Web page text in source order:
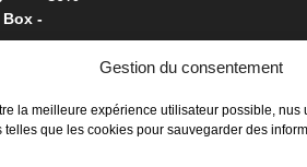
Gestion du consentement
la meilleure expérience utilisateur possible, nus
telles que les cookies pour sauvegarder des
-
-